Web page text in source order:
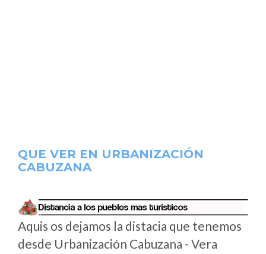
QUE VER EN URBANIZACIÓN
CABUZANA
Aquis os dejamos la distacia que tenemos
desde Urbanización Cabuzana - Vera